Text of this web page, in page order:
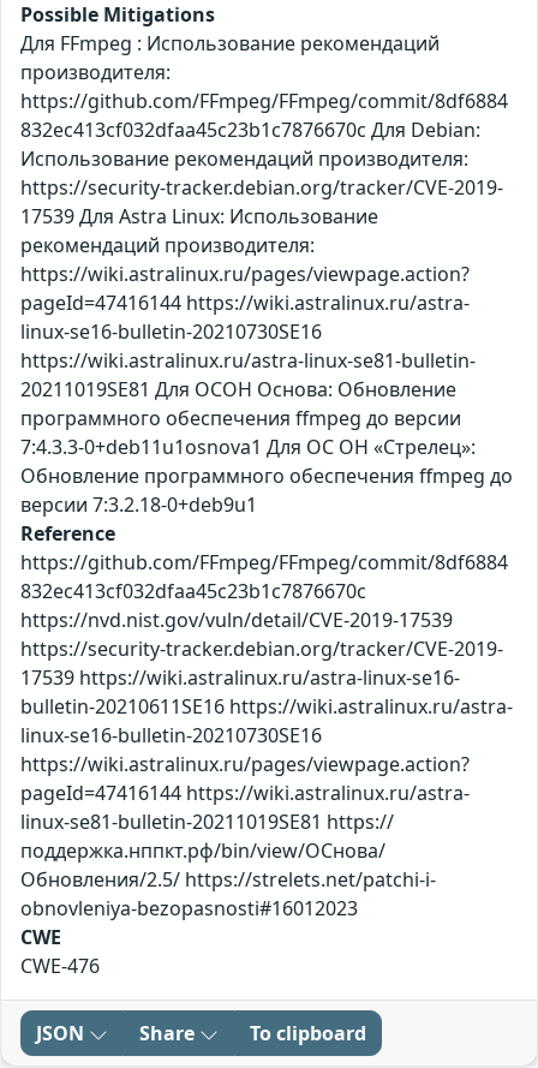
Possible Mitigations
Для FFmpeg : Использование рекомендаций
производителя:
https://github.com/FFmpeg/FFmpeg/commit/8df6884
832ec413cf032dfaa45c23b1c7876670c Для Debian:
Использование рекомендаций производителя:
https://security-tracker.debian.org/tracker/CVE-2019-
17539 Для Astra Linux: Использование
рекомендаций производителя:
https://wiki.astralinux.ru/pages/viewpage.action?
pageId=47416144 https://wiki.astralinux.ru/astra-
linux-se16-bulletin-20210730SE16
https://wiki.astralinux.ru/astra-linux-se81-bulletin-
20211019SE81 Для ОСОН Основа: Обновление
программного обеспечения ffmpeg до версии
7:4.3.3-0+deb11u1osnova1 Для ОС ОН «Стрелец»:
Обновление программного обеспечения ffmpeg до
версии 7:3.2.18-0+deb9u1
Reference
https://github.com/FFmpeg/FFmpeg/commit/8df6884
832ec413cf032dfaa45c23b1c7876670c
https://nvd.nist.gov/vuln/detail/CVE-2019-17539
https://security-tracker.debian.org/tracker/CVE-2019-
17539 https://wiki.astralinux.ru/astra-linux-se16-
bulletin-20210611SE16 https://wiki.astralinux.ru/astra-
linux-se16-bulletin-20210730SE16
https://wiki.astralinux.ru/pages/viewpage.action?
pageId=47416144 https://wiki.astralinux.ru/astra-
linux-se81-bulletin-20211019SE81 https://
поддержка.нппкт.рф/bin/view/ОСнова/
Обновления/2.5/ https://strelets.net/patchi-i-
obnovleniya-bezopasnosti#16012023
CWE
CWE-476
JSON Share To clipboard